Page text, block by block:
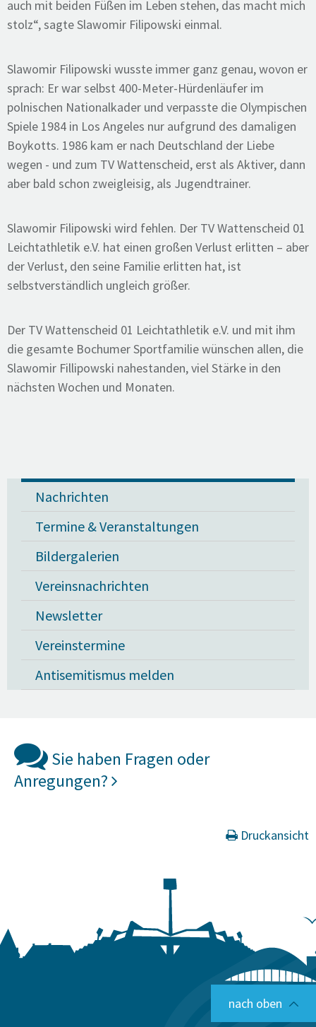
auch mit beiden Füßen im Leben stehen, das macht mich
stolz“, sagte Slawomir Filipowski einmal.
Slawomir Filipowski wusste immer ganz genau, wovon er
sprach: Er war selbst 400-Meter-Hürdenläufer im
polnischen Nationalkader und verpasste die Olympischen
Spiele 1984 in Los Angeles nur aufgrund des damaligen
Boykotts. 1986 kam er nach Deutschland der Liebe
wegen - und zum TV Wattenscheid, erst als Aktiver, dann
aber bald schon zweigleisig, als Jugendtrainer.
Slawomir Filipowski wird fehlen. Der TV Wattenscheid 01
Leichtathletik e.V. hat einen großen Verlust erlitten – aber
der Verlust, den seine Familie erlitten hat, ist
selbstverständlich ungleich größer.
Der TV Wattenscheid 01 Leichtathletik e.V. und mit ihm
die gesamte Bochumer Sportfamilie wünschen allen, die
Slawomir Fillipowski nahestanden, viel Stärke in den
nächsten Wochen und Monaten.
Nachrichten
Termine & Veranstaltungen
Bildergalerien
Vereinsnachrichten
Newsletter
Vereinstermine
Antisemitismus melden
Sie haben Fragen oder
Anregungen?
Druckansicht
nach oben